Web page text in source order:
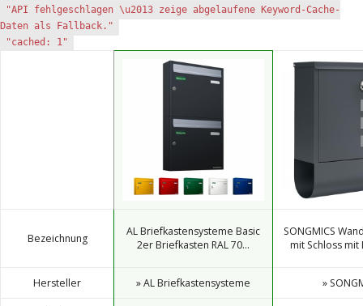
"API fehlgeschlagen \u2013 zeige abgelaufene Keyword-Cache-
Daten als Fallback."
"cached: 1"
Bezeichnung
AL Briefkastensysteme Basic
2er Briefkasten RAL 70...
SONGMICS
mit Schloss mit
Hersteller » AL Briefkastensysteme »